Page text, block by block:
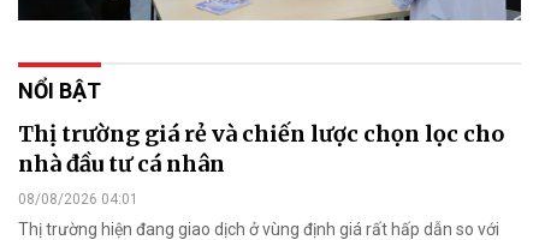
NỔI BẬT
Thị trường giá rẻ và chiến lược chọn lọc cho
nhà đầu tư cá nhân
08/08/2026 04:01
Thị trường hiện đang giao dịch ở vùng định giá rất hấp dẫn so với